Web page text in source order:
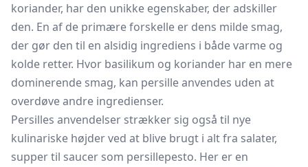
koriander, har den unikke egenskaber, der adskiller
den. En af de primære forskelle er dens milde smag,
der gør den til en alsidig ingrediens i både varme og
kolde retter. Hvor basilikum og koriander har en mere
dominerende smag, kan persille anvendes uden at
overdøve andre ingredienser.
Persilles anvendelser strækker sig også til nye
kulinariske højder ved at blive brugt i alt fra salater,
supper til saucer som persillepesto. Her er en